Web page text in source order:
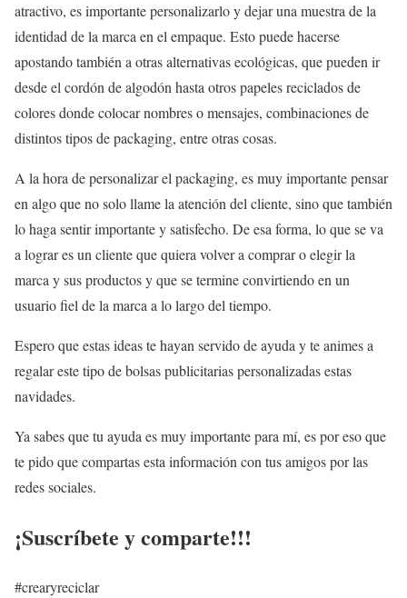
atractivo, es importante personalizarlo y dejar una muestra de la
identidad de la marca en el empaque. Esto puede hacerse
apostando también a otras alternativas ecológicas, que pueden ir
desde el cordón de algodón hasta otros papeles reciclados de
colores donde colocar nombres o mensajes, combinaciones de
distintos tipos de packaging, entre otras cosas.
A la hora de personalizar el packaging, es muy importante pensar
en algo que no solo llame la atención del cliente, sino que también
lo haga sentir importante y satisfecho. De esa forma, lo que se va
a lograr es un cliente que quiera volver a comprar o elegir la
marca y sus productos y que se termine convirtiendo en un
usuario fiel de la marca a lo largo del tiempo.
Espero que estas ideas te hayan servido de ayuda y te animes a
regalar este tipo de bolsas publicitarias personalizadas estas
navidades.
Ya sabes que tu ayuda es muy importante para mí, es por eso que
te pido que compartas esta información con tus amigos por las
redes sociales.
¡Suscríbete y comparte!!!
#crearyreciclar